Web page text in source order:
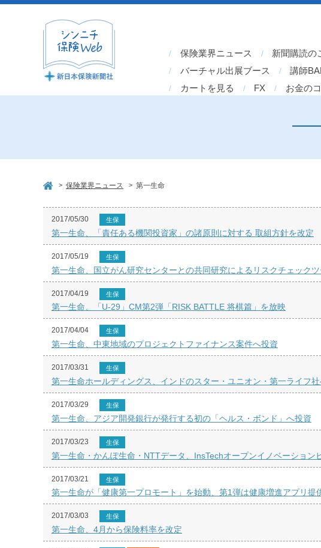
保険業界ニュース 新聞購読の
バーチャル出展ブース
講師
カートを見る
FX お金の
> 保険業界ニュース > 第一生命
2017/05/30 生保
第一生命、「責任ある機関投資家」の諸原則に対する 取組方針を改定
2017/05/19 生保
第一生命、国立がん研究センターとの共同研究によるリスクチェック
2017/04/19 生保
第一生命、「U-29」CM第2弾「RISK BATTLE 将棋篇」を放映
2017/04/04 生保
第一生命、中東地域のプロジェクトファイナンス案件へ投資
2017/03/31 生保
第一生命ホールディングス、インドのスター・ユニオン・第一ライフ
2017/03/29 生保
第一生命、アジア開発銀行が発行する初の「ヘルス・ボンド」へ投資
2017/03/23 生保
第一生命・かんぽ生命・NTTデータ、InsTechオープンイノベーション
2017/03/21 生保
第一生命が「健康第一プロモート」を始動、第1弾は健康増進アプリ提
2017/03/03 生保
第一生命、4月から保険料率を改定